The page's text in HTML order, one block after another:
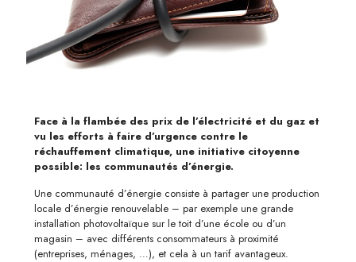
Face à la flambée des prix de l’électricité et du gaz et
vu les efforts à faire d’urgence contre le
réchauffement climatique, une initiative citoyenne
possible: les communautés d’énergie.
Une communauté d’énergie consiste à partager une production
locale d’énergie renouvelable – par exemple une grande
installation photovoltaïque sur le toit d’une école ou d’un
magasin – avec différents consommateurs à proximité
(entreprises, ménages, …), et cela à un tarif avantageux.